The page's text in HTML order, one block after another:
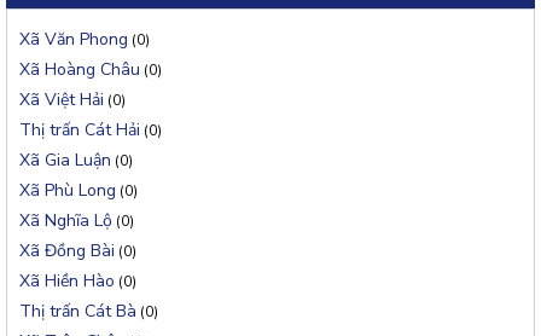
Xã Văn Phong (0)
Xã Hoàng Châu (0)
Xã Việt Hải (0)
Thị trấn Cát Hải (0)
Xã Gia Luận (0)
Xã Phù Long (0)
Xã Nghĩa Lộ (0)
Xã Đồng Bài (0)
Xã Hiền Hào (0)
Thị trấn Cát Bà (0)